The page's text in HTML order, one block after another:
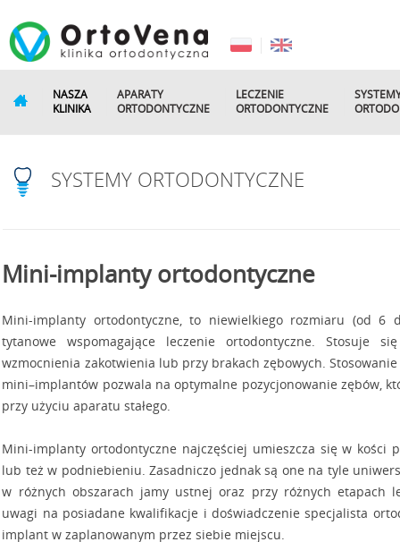
NASZA
KLINIKA
APARATY
ORTODONTYCZNE
LECZENIE
ORTODONTYCZNE
SYSTEMY ORTODONTYCZNE
Mini-implanty ortodontyczne
Mini-implanty ortodontyczne, to niewielkiego rozmiaru (od 6
tytanowe wspomagające leczenie ortodontyczne. Stosuje
wzmocnienia zakotwienia lub przy brakach zębowych.
mini–implantów pozwala na optymalne pozycjonowanie zębów,
przy użyciu aparatu stałego.
Mini-implanty ortodontyczne najczęściej umieszcza się w kości
lub też w podniebieniu. Zasadniczo jednak są one na tyle
w różnych obszarach jamy ustnej oraz przy różnych etapach
uwagi na posiadane kwalifikacje i doświadczenie specjalista
implant w zaplanowanym przez siebie miejscu.